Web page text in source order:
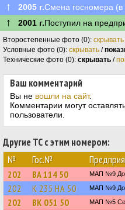
↑ 2005 г.Смена госномера (в
↑ 2001 г.Поступил на
Второстепенные фото (0): скрывать
Условные фото (0): скрывать /
Технические фото (0): скрывать /
Ваш комментарий
Вы не вошли на сайт.
Комментарии могут
пользователи.
Другие ТС с этим номером:
№
Гос.№
202 ВА 114 50 МАП №9
202 К 235 НА 50 МАП №9
202 ВК 051 50 МАП №5